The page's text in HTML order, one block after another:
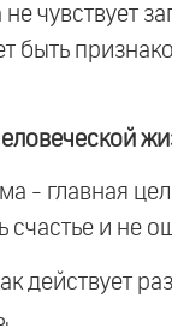
чувствует
быть
- главная
счастье и не
действует